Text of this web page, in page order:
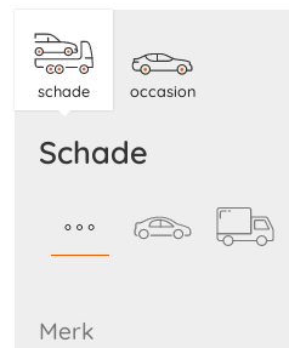
schade occasion
schade
merk